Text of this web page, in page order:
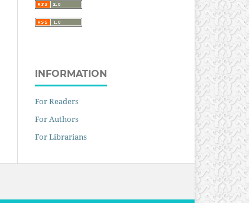
INFORMATION
For Readers
For Authors
For Librarians